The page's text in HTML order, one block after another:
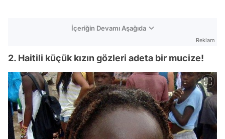
İçeriğin Devamı Aşağıda
Reklam
2. Haitili küçük kızın gözleri adeta bir mucize!